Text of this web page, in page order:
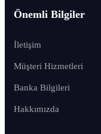
Önemli Bilgiler
İletişim
Müşteri Hizmetleri
Banka Bilgileri
Hakkımızda